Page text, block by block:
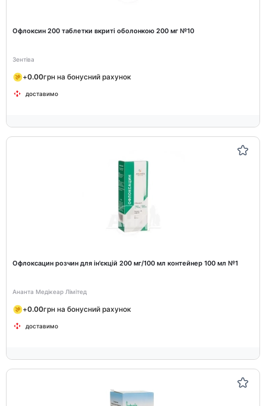
Офлоксин 200 таблетки вкриті оболонкою 200 мг №10
Зентіва
+0.00грн на бонусний рахунок
доставимо
Офлоксацин розчин для ін'єкцій 200 мг/100 мл контейнер 100 мл №1
Ананта Медікеар Лімітед
+0.00грн на бонусний рахунок
доставимо